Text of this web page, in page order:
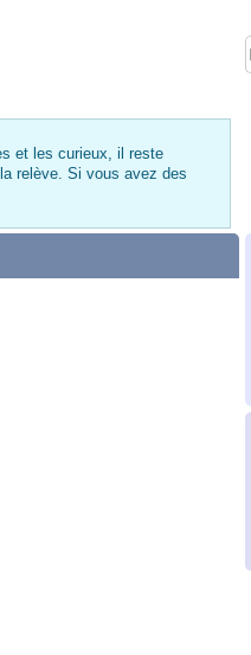
et les curieux, il reste
relève. Si vous avez des